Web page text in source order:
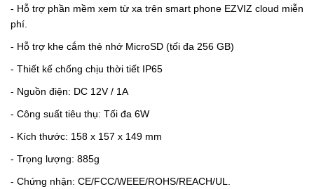
- Hỗ trợ phần mềm xem từ xa trên smart phone EZVIZ cloud miễn
phí.
- Hỗ trợ khe cắm thẻ nhớ MicroSD (tối đa 256 GB)
- Thiết kế chống chịu thời tiết IP65
- Nguồn điện: DC 12V / 1A
- Công suất tiêu thụ: Tối đa 6W
- Kích thước: 158 x 157 x 149 mm
- Trọng lượng: 885g
- Chứng nhận: CE/FCC/WEEE/ROHS/REACH/UL.